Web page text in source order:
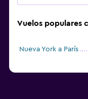
Vuelos populares
Nueva York a París